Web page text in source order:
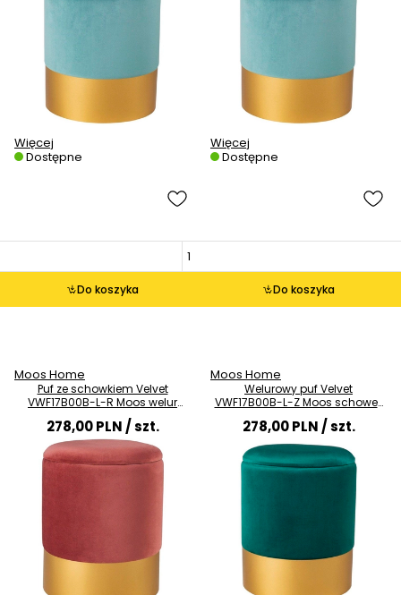
Więcej
Dostępne
Więcej
Dostępne
Do koszyka
Moos Home
Puf ze schowkiem Velvet
VWF17B00B-L-R Moos welur
złoty pudrowy róż
278,00 PLN/ szt.
Do koszyka
Moos Home
Welurowy puf Velvet
VWF17B00B-L-Z Moos schowek
złoty butelkowa zieleń
278,00 PLN/ szt.